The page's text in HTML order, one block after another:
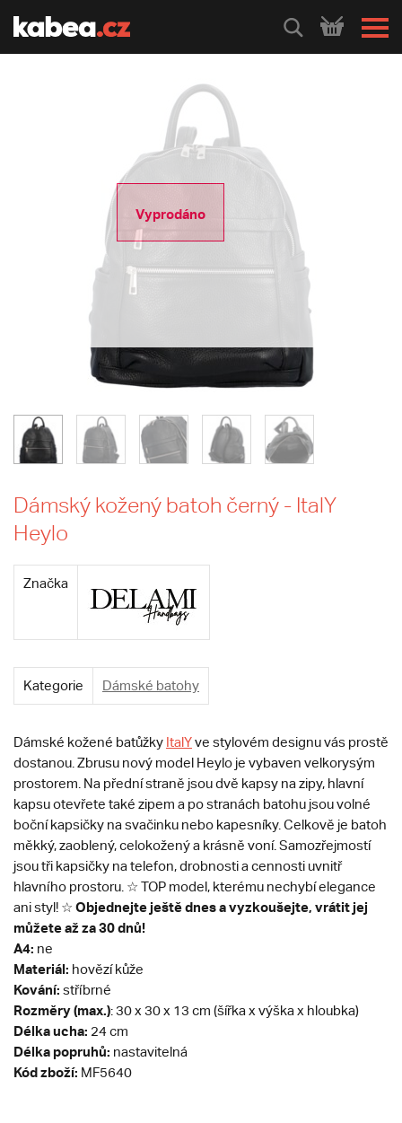
HLEDEJ
Vyprodáno
Dámský kožený batoh černý - ItalY
Heylo
Značka
Kategorie Dámské batohy
Dámské kožené batůžky ItalYve stylovém designu vás prostě
dostanou. Zbrusu nový model Heylo je vybaven velkorysým
prostorem. Na přední straně jsou dvě kapsy na zipy, hlavní
kapsu otevřete také zipem a po stranách batohu jsou volné
boční kapsičky na svačinku nebo kapesníky. Celkově je batoh
měkký, zaoblený, celokožený a krásně voní. Samozřejmostí
jsou tři kapsičky na telefon, drobnosti a cennosti uvnitř
hlavního prostoru. ☆ TOP model, kterému nechybí elegance
ani styl! ☆ Objednejte ještě dnes a vyzkoušejte, vrátit jej
můžete až za 30 dnů!
A4: ne
Materiál: hovězí kůže
Kování: stříbrné
Rozměry (max.): 30 x 30 x 13 cm (šířka x výška x hloubka)
Délka ucha: 24 cm
Délka popruhů: nastavitelná
Kód zboží: MF5640